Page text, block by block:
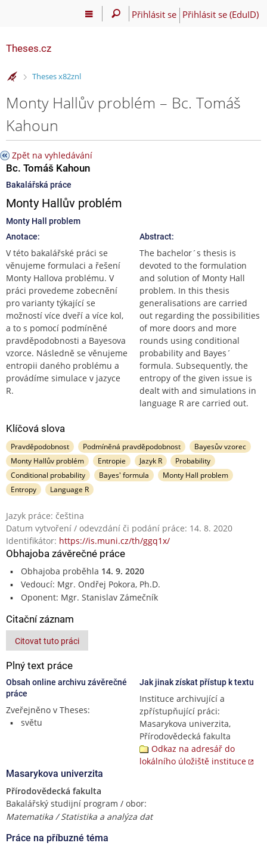
Přihlásit se Přihlásit se (EduID)
Theses.cz
>
Theses x82znl
Monty Hallův problém – Bc. Tomáš
Kahoun
Zpět na vyhledávání
Bc. Tomáš Kahoun
Bakalářská práce
Monty Hallův problém
Monty Hall problem
Anotace:
V této bakalářské práci se
věnujeme formulaci a řešení
Monty Hallova problému. V
práci provedeme zobecnění
pro varianty týkající se
možností více dveří a více kol,
a to s pomocí podmíněné
pravděpodobnosti a Bayesova
vzorce. Následně se věnujeme
entropii daného problému a
provádíme simulace v jazyce
R.
Abstract:
The bachelor´s thesis is
devoted to the formulation
and solution of Monty Hall
problem. In this thesis
generalisations are carried
out regarding the possibilities
of more doors and more
rounds using conditional
probability and Bayes´
formula. Subsequently, the
entropy of the given issue is
dealt with and simulations in
language R are carried out.
Klíčová slova
Pravděpodobnost Podmíněná pravděpodobnost
Bayesův vzorec
Monty Hallův problém
Entropie Jazyk R
Probability
Conditional probability
Bayes' formula
Monty Hall problem
Entropy
Language R
Jazyk práce: čeština
Datum vytvoření / odevzdání či podání práce: 14. 8. 2020
Identifikátor: https://is.muni.cz/th/ggq1x/
Obhajoba závěrečné práce
Obhajoba proběhla 14. 9. 2020
Vedoucí: Mgr. Ondřej Pokora, Ph.D.
Oponent: Mgr. Stanislav Zámečník
Citační záznam
Citovat tuto práci
Plný text práce
Obsah online archivu závěrečné
práce
Zveřejněno v Theses:
světu
Jak jinak získat přístup k textu
Instituce archivující a
zpřístupňující práci:
Masarykova univerzita,
Přírodovědecká fakulta
Odkaz na adresář do
lokálního úložiště instituce
Masarykova univerzita
Přírodovědecká fakulta
Bakalářský studijní program / obor:
Matematika / Statistika a analýza dat
Práce na příbuzné téma